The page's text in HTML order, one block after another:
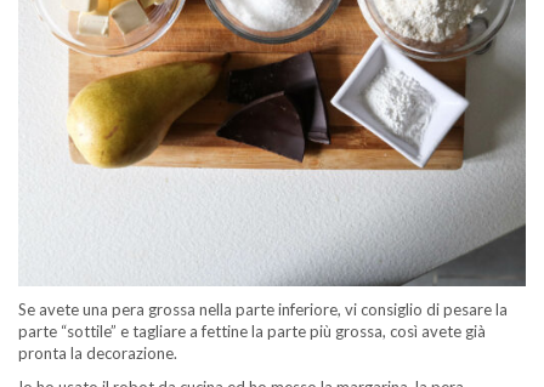
Se avete una pera grossa nella parte inferiore, vi consiglio di pesare la
parte “sottile” e tagliare a fettine la parte più grossa, così avete già
pronta la decorazione.